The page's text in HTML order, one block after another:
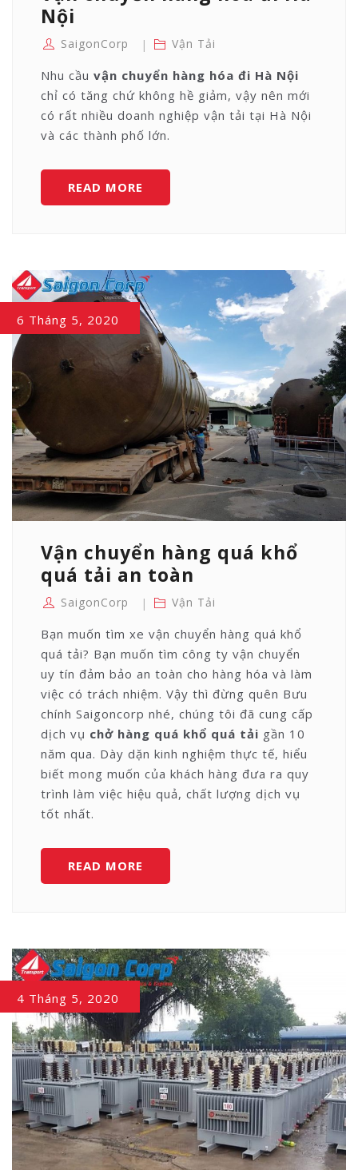
Nội
SaigonCorp Vận Tải
Nhu cầu vận chuyển hàng hóa đi Hà Nội
chỉ có tăng chứ không hề giảm, vậy nên mới
có rất nhiều doanh nghiệp vận tải tại Hà Nội
và các thành phố lớn.
READ MORE
CHUYỂN
ĐI
HÀ
NỘI
6 Tháng 5, 2020
Vận chuyển hàng quá khổ
quá tải an toàn
SaigonCorp Vận Tải
Bạn muốn tìm xe vận chuyển hàng quá khổ
quá tải? Bạn muốn tìm công ty vận chuyển
uy tín đảm bảo an toàn cho hàng hóa và làm
việc có trách nhiệm. Vậy thì đừng quên Bưu
chính Saigoncorp nhé, chúng tôi đã cung cấp
dịch vụ chở hàng quá khổ quá tải gần 10
năm qua. Dày dặn kinh nghiệm thực tế, hiểu
biết mong muốn của khách hàng đưa ra quy
trình làm việc hiệu quả, chất lượng dịch vụ
tốt nhất.
READ MORE
CHUYỂN
QUÁ
TẢI
AN
TOÀN
4 Tháng 5, 2020